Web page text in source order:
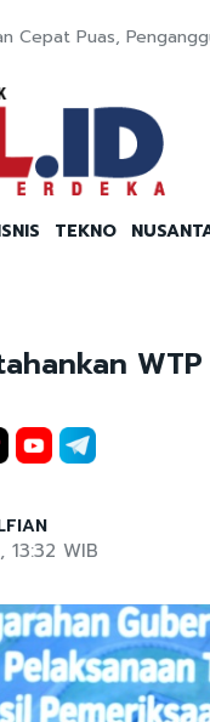
Cepat Puas,
TEKNO
13:32 WIB